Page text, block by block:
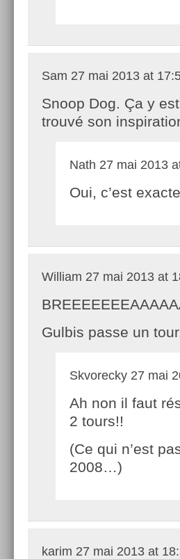
Sam 27 mai 2013 at
Snoop Dog. Ça y
trouvé son
Nath 27 mai 2013
Oui, c’est
William 27 mai 2013 at
Gulbis passe un
Skvorecky 27 mai
Ah non il faut
2 tours!!
(Ce qui n’est
2008…)
karim 27 mai 2013 at